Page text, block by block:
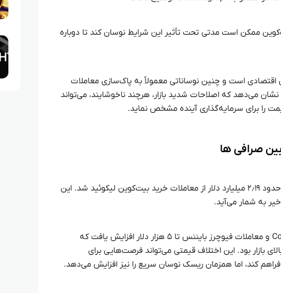
ممکن است مدتی تحت تأثیر این شرایط نوسان کند تا دوباره
است و چنین نوساناتی معمولاً به پاک‌سازی معاملات
می‌دهد که اصلاحات شدید بازار، هرچند ناخوشایند، می‌تواند
را برای سرمایه‌گذاری آینده مشخص نماید.
صرافی‌ ها
به گزارش CoinGlass، طی ۲۴ ساعت گذشته حدود ۲٫۱۹ میلیارد دلار از معاملات خرید بیت‌کوین لیکوئید شد. این
به شمار می‌آید.
همچنین، اختلاف قیمتی میان صرافی Coinbase و معاملات فیوچرز بایننس تا ۵ هزار دلار افزایش یافت که
بود. این اختلاف قیمتی می‌تواند فرصت‌هایی برای
فراهم کند، اما همزمان ریسک نوسان سریع را نیز افزایش می‌دهد.